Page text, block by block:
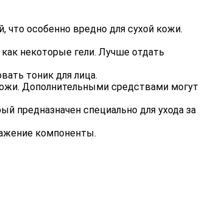
особенно вредно для сухой кожи.
некоторые гели. Лучше отдать
тоник для лица.
Дополнительными средствами могут
предназначен специально для ухода за
компоненты.